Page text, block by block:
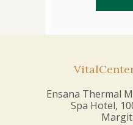
Ensana Thermal
Spa Hotel,